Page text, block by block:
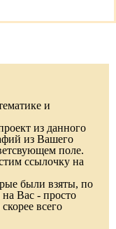
и
из данного
из Вашего
поле.
ссылочку на
были взяты, по
Вас - просто
всего